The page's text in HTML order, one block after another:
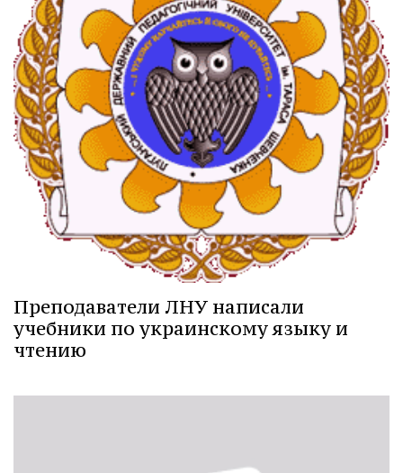
Преподаватели ЛНУ написали
учебники по украинскому языку и
чтению